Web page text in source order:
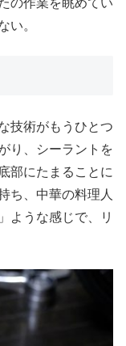
の作業を眺めてい
い。
技術がもうひとつ
り、シーラントを
部にたまることに
ち、中華の料理人
ような感じで、リ